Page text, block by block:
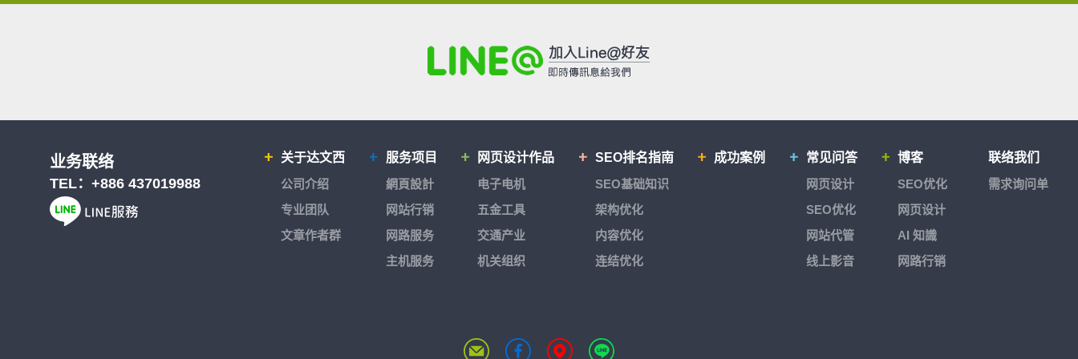
关于达文西
公司介绍
专业团队
文章作者群
服务项目
網頁設計
网站行销
网路服务
主机服务
网页设计作品
电子电机
五金工具
交通产业
机关组织
SEO排名指南
SEO基础知识
架构优化
内容优化
连结优化
成功案例
常见问答
网页设计
SEO优化
网站代管
线上影音
博客
SEO优化
网页设计
AI 知識
网路行销
联络我们
需求询问单
业务联络
TEL： +886 437019988